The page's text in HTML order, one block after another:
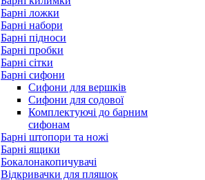
Барні ложки
Барні набори
Барні підноси
Барні пробки
Барні сітки
Барні сифони
Сифони для вершків
Сифони для содової
Комплектуючі до барним
сифонам
Барні штопори та ножі
Барні ящики
Бокалонакопичувачі
Відкривачки для пляшок